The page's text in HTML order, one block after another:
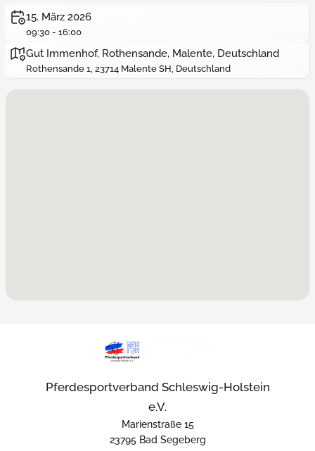
15. März 2026
09:30 - 16:00
Gut Immenhof, Rothensande, Malente, Deutschland
Rothensande 1, 23714 Malente SH, Deutschland
Pferdesportverband Schleswig-Holstein
e.V.
Marienstraße 15
23795 Bad Segeberg